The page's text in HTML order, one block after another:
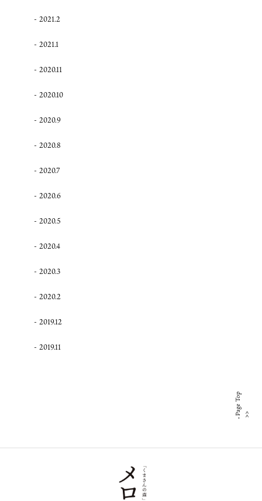
2021.2
2021.1
2020.11
2020.10
2020.9
2020.8
2020.7
2020.6
2020.5
2020.4
2020.3
2020.2
2019.12
2019.11
Page Top